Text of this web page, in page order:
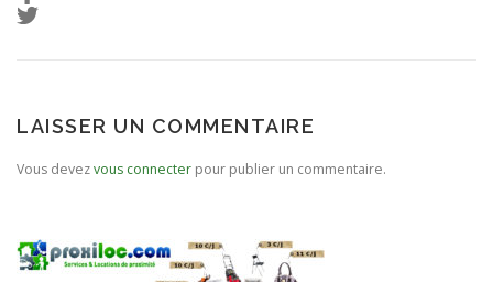
LAISSER UN COMMENTAIRE
Vous devezvous connecter pour publier un commentaire.